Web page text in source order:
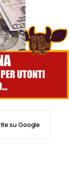
ED
su Google